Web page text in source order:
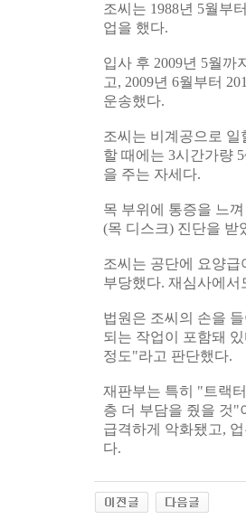
조씨는 1988년 5월부
업을 했다.
입사 후 2009년 5월
고, 2009년 6월부터
운송했다.
조씨는 비계공으로 일
할 때에는 3시간가량
을 주는 자세다.
목 부위에 통증을 느
(목 디스크) 진단을 받
조씨는 공단에 요양
부당했다. 재심사에
법원은 조씨의 손을
되는 작업이 포함돼
정도"라고 판단했다.
재판부는 특히 "트랙
층 더 부담을 줬을 것"
급격하게 악화됐고,
다.